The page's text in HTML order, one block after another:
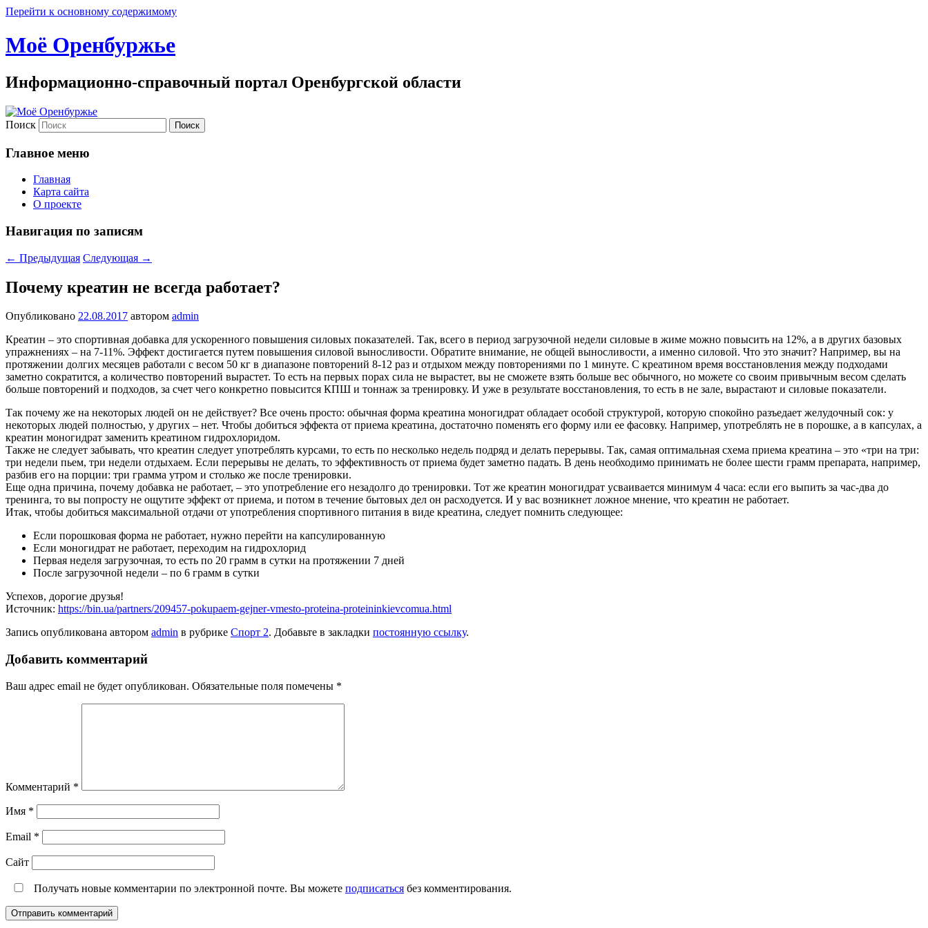
Перейти к основному содержимому
Моё Оренбуржье
Информационно-справочный портал Оренбургской области
Поиск
Главное меню
Главная
Карта сайта
О проекте
Навигация по записям
← Предыдущая Следующая →
Почему креатин не всегда работает?
Опубликовано 22.08.2017 автором admin
Креатин – это спортивная добавка для ускоренного повышения силовых показателей. Так, всего в период загрузочной недели силовые в жиме можно повысить на 12%, а в других базовых
упражнениях – на 7-11%. Эффект достигается путем повышения силовой выносливости. Обратите внимание, не общей выносливости, а именно силовой. Что это значит? Например, вы на
протяжении долгих месяцев работали с весом 50 кг в диапазоне повторений 8-12 раз и отдыхом между повторениями по 1 минуте. С креатином время восстановления между подходами
заметно сократится, а количество повторений вырастет. То есть на первых порах сила не вырастет, вы не сможете взять больше вес обычного, но можете со своим привычным весом сделать
больше повторений и подходов, за счет чего конкретно повысится КПШ и тоннаж за тренировку. И уже в результате восстановления, то есть в не зале, вырастают и силовые показатели.
Так почему же на некоторых людей он не действует? Все очень просто: обычная форма креатина моногидрат обладает особой структурой, которую спокойно разъедает желудочный сок: у
некоторых людей полностью, у других – нет. Чтобы добиться эффекта от приема креатина, достаточно поменять его форму или ее фасовку. Например, употреблять не в порошке, а в капсулах, а
креатин моногидрат заменить креатином гидрохлоридом.
Также не следует забывать, что креатин следует употреблять курсами, то есть по несколько недель подряд и делать перерывы. Так, самая оптимальная схема приема креатина – это «три на три:
три недели пьем, три недели отдыхаем. Если перерывы не делать, то эффективность от приема будет заметно падать. В день необходимо принимать не более шести грамм препарата, например,
разбив его на порции: три грамма утром и столько же после тренировки.
Еще одна причина, почему добавка не работает, – это употребление его незадолго до тренировки. Тот же креатин моногидрат усваивается минимум 4 часа: если его выпить за час-два до
тренинга, то вы попросту не ощутите эффект от приема, и потом в течение бытовых дел он расходуется. И у вас возникнет ложное мнение, что креатин не работает.
Итак, чтобы добиться максимальной отдачи от употребления спортивного питания в виде креатина, следует помнить следующее:
Если порошковая форма не работает, нужно перейти на капсулированную
Если моногидрат не работает, переходим на гидрохлорид
Первая неделя загрузочная, то есть по 20 грамм в сутки на протяжении 7 дней
После загрузочной недели – по 6 грамм в сутки
Успехов, дорогие друзья!
Источник: https://bin.ua/partners/209457-pokupaem-gejner-vmesto-proteina-proteininkievcomua.html
Запись опубликована автором admin в рубрике Спорт 2. Добавьте в закладки постоянную ссылку.
Добавить комментарий
Ваш адрес email не будет опубликован. Обязательные поля помечены *
Комментарий *
Имя *
Email *
Сайт
Получать новые комментарии по электронной почте. Вы можете подписаться без комментирования.